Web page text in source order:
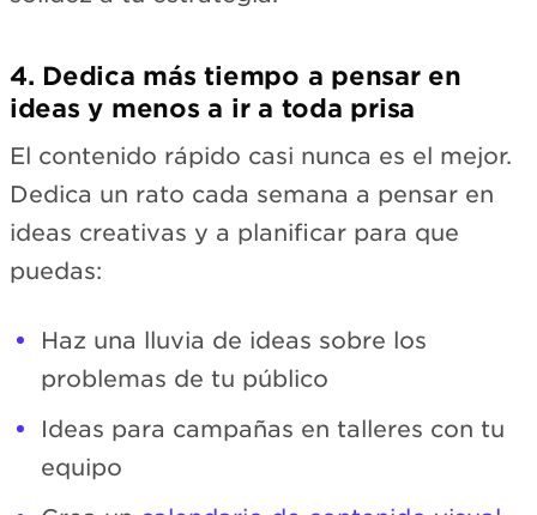
4. Dedica más tiempo a pensar en
ideas y menos a ir a toda prisa
El contenido rápido casi nunca es el mejor.
Dedica un rato cada semana a pensar en
ideas creativas y a planificar para que
puedas:
Haz una lluvia de ideas sobre los
problemas de tu público
Ideas para campañas en talleres con tu
equipo